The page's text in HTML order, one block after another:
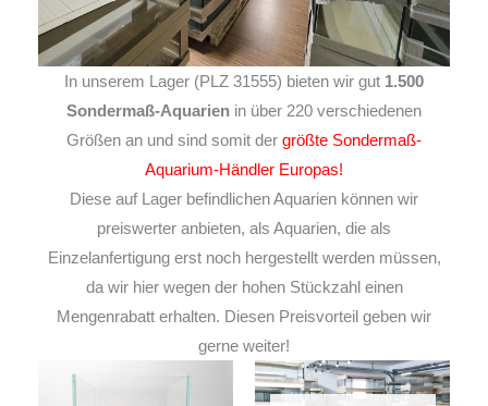
In unserem Lager (PLZ 31555) bieten wir gut 1.500
Sondermaß-Aquarien in über 220 verschiedenen
Größen an und sind somit der größte Sondermaß-
Aquarium-Händler Europas!
Diese auf Lager befindlichen Aquarien können wir
preiswerter anbieten, als Aquarien, die als
Einzelanfertigung erst noch hergestellt werden müssen,
da wir hier wegen der hohen Stückzahl einen
Mengenrabatt erhalten. Diesen Preisvorteil geben wir
gerne weiter!